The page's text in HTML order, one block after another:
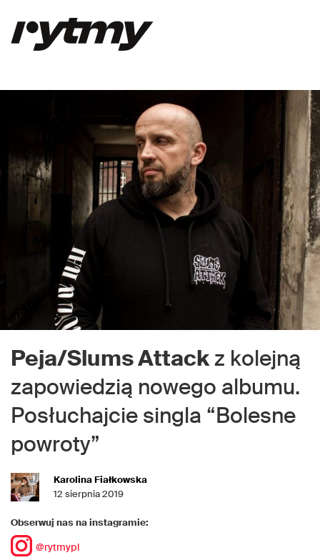
Peja/Slums Attackz kolejną
zapowiedzią nowego albumu.
Posłuchajcie singla “Bolesne
powroty”
Karolina Fiałkowska
12 sierpnia 2019
Obserwuj nas na instagramie:
@rytmypl